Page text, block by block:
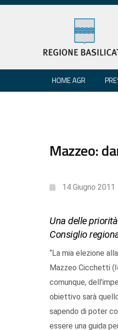
HOME AGR
Mazzeo:
14 Giugno 2011
Una delle
Consiglio
“La mia elezione
Mazzeo Cicchetti
comunque,
obiettivo sarà
sapendo di poter
essere una guida